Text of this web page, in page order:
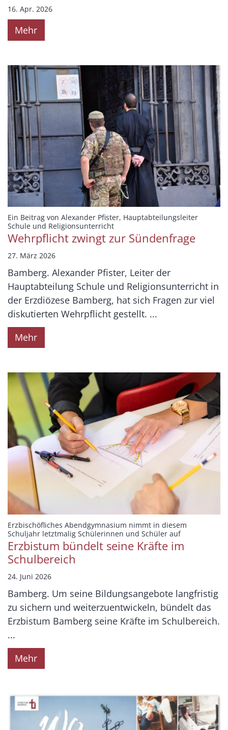
16. Apr. 2026
Mehr
Ein Beitrag von Alexander Pfister, Hauptabteilungsleiter
Schule und Religionsunterricht:
Wehrpflicht zwingt zur Sündenfrage
27. März 2026
Bamberg. Alexander Pfister, Leiter der
Hauptabteilung Schule und Religionsunterricht in
der Erzdiözese Bamberg, hat sich Fragen zur viel
diskutierten Wehrpflicht gestellt. ...
Mehr
Erzbischöfliches Abendgymnasium nimmt in diesem
Schuljahr letztmalig Schülerinnen und Schüler auf:
Erzbistum bündelt seine Kräfte im
Schulbereich
24. Juni 2026
Bamberg. Um seine Bildungsangebote langfristig
zu sichern und weiterzuentwickeln, bündelt das
Erzbistum Bamberg seine Kräfte im Schulbereich.
...
Mehr